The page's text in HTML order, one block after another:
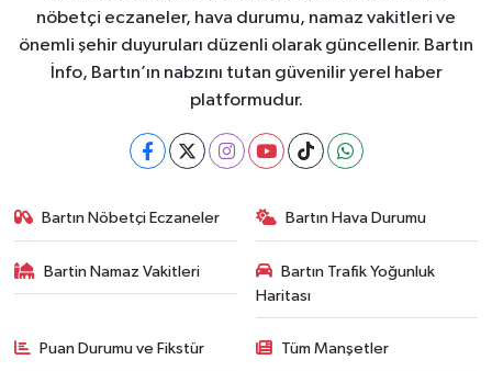
nöbetçi eczaneler, hava durumu, namaz vakitleri ve
önemli şehir duyuruları düzenli olarak güncellenir. Bartın
İnfo, Bartın’ın nabzını tutan güvenilir yerel haber
platformudur.
Bartın Nöbetçi Eczaneler Bartın Hava Durumu
Bartin Namaz Vakitleri
Bartın Trafik Yoğunluk
Haritası
Puan Durumu ve Fikstür Tüm Manşetler